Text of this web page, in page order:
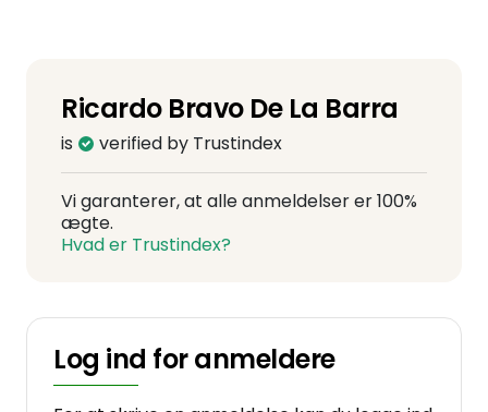
Ricardo Bravo De La Barra
is verified by Trustindex
Vi garanterer, at alle anmeldelser er 100%
ægte.
Hvad er Trustindex?
Log ind for anmeldere